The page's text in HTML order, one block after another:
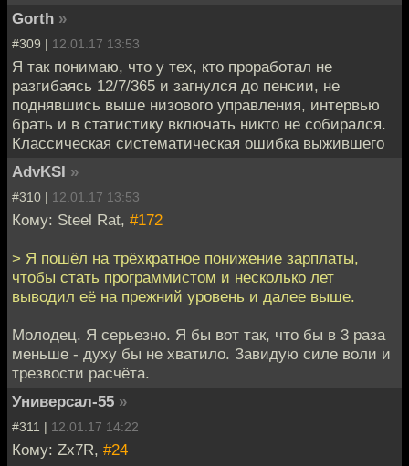
Gorth »
#309 | 12.01.17 13:53
Я так понимаю, что у тех, кто проработал не
разгибаясь 12/7/365 и загнулся до пенсии, не
поднявшись выше низового управления, интервью
брать и в статистику включать никто не собирался.
Классическая систематическая ошибка выжившего
AdvKSI »
#310 | 12.01.17 13:53
Кому: Steel Rat, #172
> Я пошёл на трёхкратное понижение зарплаты,
чтобы стать программистом и несколько лет
выводил её на прежний уровень и далее выше.
Молодец. Я серьезно. Я бы вот так, что бы в 3 раза
меньше - духу бы не хватило. Завидую силе воли и
трезвости расчёта.
Универсал-55 »
#311 | 12.01.17 14:22
Кому: Zx7R, #24